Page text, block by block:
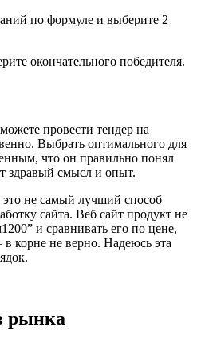
по формуле и выберите 2
окончательного победителя.
провести тендер на
Выбрать оптимального для
что он правильно понял
здравый смысл и опыт.
не самый лучший способ
сайта. Веб сайт продукт не
и сравнивать его по цене,
в корне не верно. Надеюсь эта
рынка